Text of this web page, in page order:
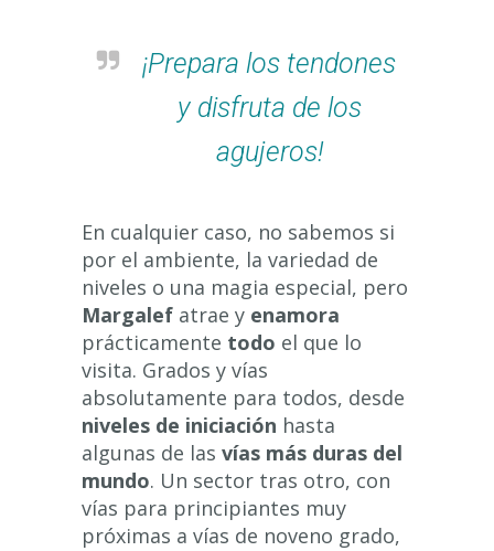
¡Prepara los tendones
y disfruta de los
agujeros!
En cualquier caso, no sabemos si
por el ambiente, la variedad de
niveles o una magia especial, pero
Margalef atrae y enamora
prácticamente todo el que lo
visita. Grados y vías
absolutamente para todos, desde
niveles de iniciación hasta
algunas de las vías más duras del
mundo. Un sector tras otro, con
vías para principiantes muy
próximas a vías de noveno grado,